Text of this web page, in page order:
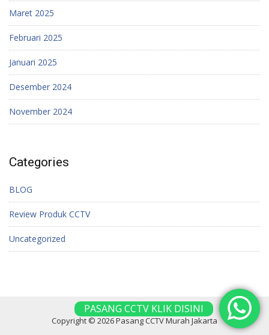
Maret 2025
Februari 2025
Januari 2025
Desember 2024
November 2024
Categories
BLOG
Review Produk CCTV
Uncategorized
Copyright © 2026 Pasang CCTV Murah Jakarta
PASANG CCTV KLIK DISINI